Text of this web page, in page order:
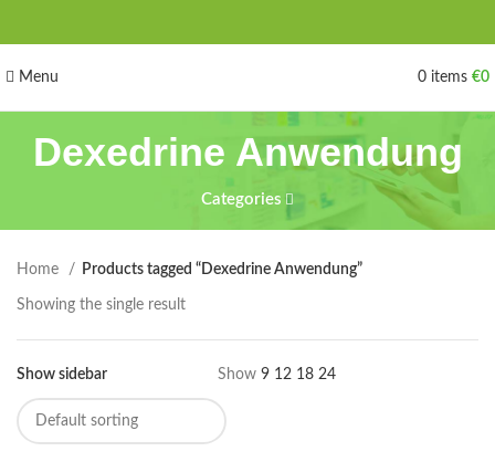
Menu 0 items €0
Dexedrine Anwendung
Categories
Home Products tagged “Dexedrine Anwendung”
Showing the single result
Show sidebar Show 9 12 18 24